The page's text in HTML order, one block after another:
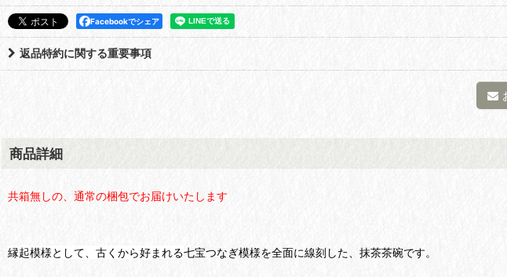
Facebookでシェア
返品特約に関する重要事項
商品詳細
共箱無しの、通常の梱包でお届けいたします
縁起模様として、古くから好まれる七宝つなぎ模様を全面に線刻した、抹茶茶碗です。